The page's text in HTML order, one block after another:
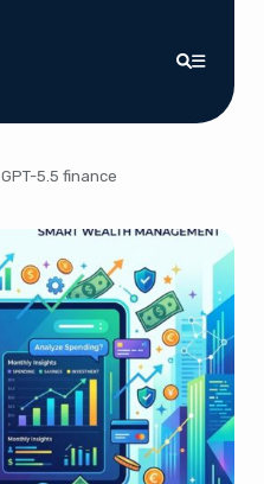
GPT-5.5 finance